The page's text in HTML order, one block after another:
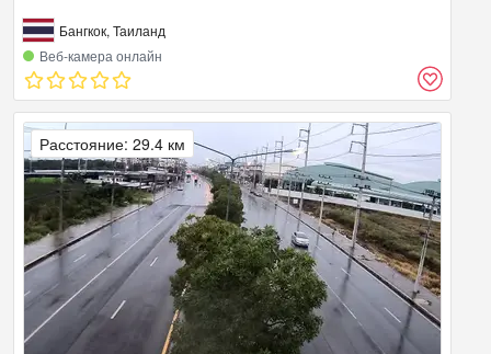
Бангкок, Таиланд
Веб‑камера онлайн
Расстояние: 29.4 км